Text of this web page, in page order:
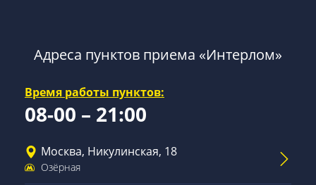
Адреса пунктов приема «Интерлом»
Время работы пунктов:
08-00 – 21:00
Москва, Никулинская, 18
Озёрная